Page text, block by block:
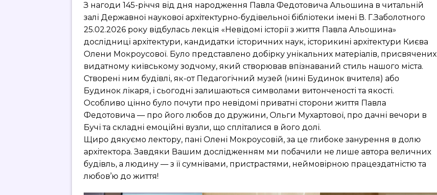
З нагоди 145-річчя від дня народження Павла Федотовича Альошина в читальній
залі Державної наукової архітектурно-будівельної бібліотеки імені В. Г.Заболотного
25.02.2026 року відбулась лекція «Невідомі історії з життя Павла Альошина»
дослідниці архітектури, кандидатки історичних наук, історикині архітектури Києва
Олени Мокроусової. Було представлено добірку унікальних матеріалів, присвячених
видатному київському зодчому, який створював впізнаваний стиль нашого міста.
Створені ним будівлі, як-от Педагогічний музей (нині Будинок вчителя) або
Будинок лікаря, і сьогодні залишаються символами витонченості та якості.
Особливо цінно було почути про невідомі приватні сторони життя Павла
Федотовича — про його любов до дружини, Ольги Мухартової, про дачні вечори в
Бучі та складні емоційні вузли, що спліталися в його долі.
Щиро дякуємо лектору, пані Олені Мокроусовій, за це глибоке занурення в долю
архітектора. Завдяки Вашим дослідженням ми побачили не лише автора величних
будівль, а людину — з її сумнівами, пристрастями, неймовірною працездатністю та
любов’ю до життя!